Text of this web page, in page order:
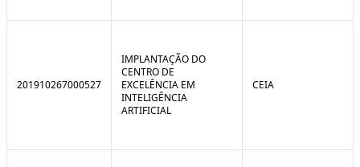
201910267000527
IMPLANTAÇÃO DO
CENTRO DE
EXCELÊNCIA EM
INTELIGÊNCIA
ARTIFICIAL
CEIA